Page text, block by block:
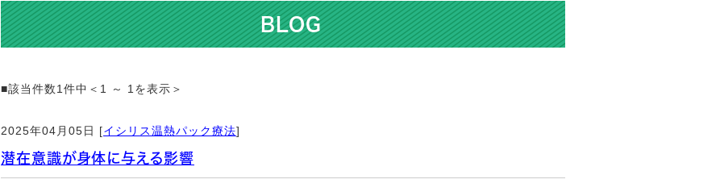
BLOG
■該当件数1件中＜1 ～ 1を表示＞
2025年04月05日 [イシリス温熱パック療法]
潜在意識が身体に与える影響